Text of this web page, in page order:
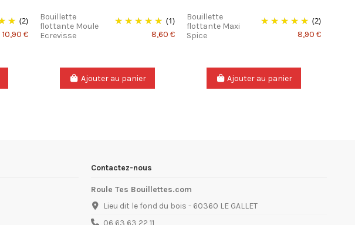
(2)
10,90 €
Bouillette
flottante Moule
Ecrevisse
(1)
8,60 €
Ajouter au panier
Bouillette
flottante Maxi
Spice
(2)
8,90 €
Ajouter au panier
Contactez-nous
Roule Tes Bouillettes.com
Lieu dit le fond du bois - 60360 LE GALLET